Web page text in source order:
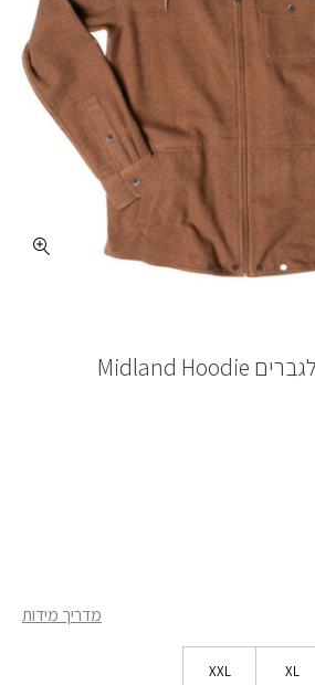
Midland Hoodie
מדריך מידות
XL
XXL